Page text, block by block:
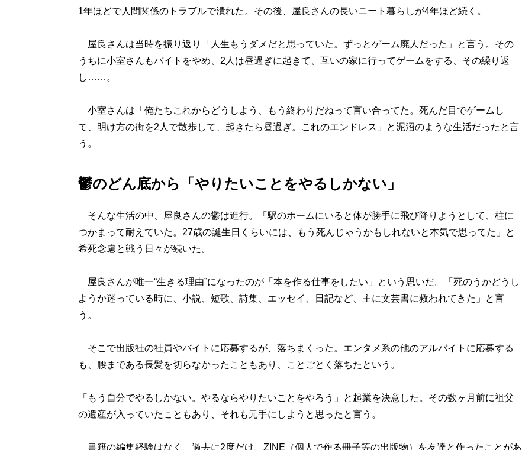
1年ほどで人間関係のトラブルで潰れた。その後、屋良さんの長いニート暮らしが4年ほど続く。
屋良さんは当時を振り返り「人生もうダメだと思っていた。ずっとゲーム廃人だった」と言う。その
うちに小室さんもバイトをやめ、2人は昼過ぎに起きて、互いの家に行ってゲームをする、その繰り返
し……。
小室さんは「俺たちこれからどうしよう、もう終わりだねって言い合ってた。死んだ目でゲームし
て、明け方の街を2人で散歩して、起きたら昼過ぎ。これのエンドレス」と泥沼のような生活だったと言
う。
鬱のどん底から「やりたいことをやるしかない」
そんな生活の中、屋良さんの鬱は進行。「駅のホームにいると体が勝手に飛び降りようとして、柱に
つかまって耐えていた。27歳の誕生日くらいには、もう死んじゃうかもしれないと本気で思ってた」と
希死念慮と戦う日々が続いた。
屋良さんが唯一“生きる理由”になったのが「本を作る仕事をしたい」という思いだ。「死のうかどうし
ようか迷っている時に、小説、短歌、詩集、エッセイ、日記など、主に文芸書に救われてきた」と言
う。
そこで出版社の社員やバイトに応募するが、落ちまくった。エンタメ系の他のアルバイトに応募する
も、腰まである長髪を切らなかったこともあり、ことごとく落ちたという。
「もう自分でやるしかない。やるならやりたいことをやろう」と起業を決意した。その数ヶ月前に祖父
の遺産が入っていたこともあり、それも元手にしようと思ったと言う。
書籍の編集経験はなく、過去に2度だけ、ZINE（個人で作る冊子等の出版物）を友達と作ったことがあ